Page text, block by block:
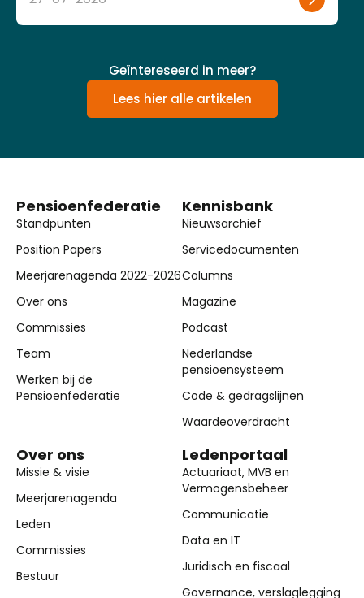
Geïntereseerd in meer?
Lees hier alle artikelen
Pensioenfederatie
Standpunten
Position Papers
Meerjarenagenda 2022-2026
Over ons
Commissies
Team
Werken bij de
Pensioenfederatie
Kennisbank
Nieuwsarchief
Servicedocumenten
Columns
Magazine
Podcast
Nederlandse
pensioensysteem
Code & gedragslijnen
Waardeoverdracht
Over ons
Missie & visie
Meerjarenagenda
Leden
Commissies
Bestuur
Ledenportaal
Actuariaat, MVB en
Vermogensbeheer
Communicatie
Data en IT
Juridisch en fiscaal
Governance, verslaglegging